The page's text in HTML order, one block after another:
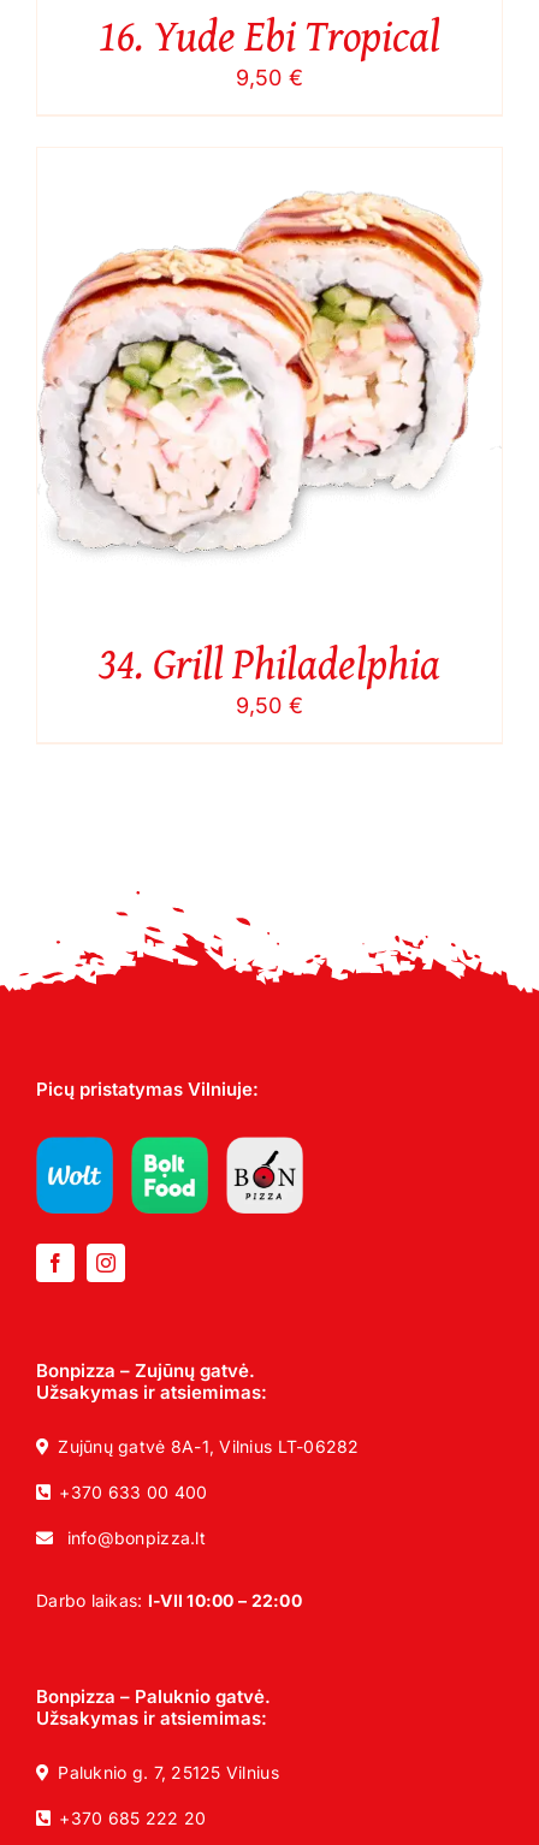
16. Yude Ebi Tropical
9,50€
34. Grill Philadelphia
9,50€
Picų pristatymas Vilniuje:
Bonpizza – Zujūnų gatvė.
Užsakymas ir atsiemimas:
Zujūnų gatvė 8A-1, Vilnius LT-06282
+370 633 00 400
info@bonpizza.lt
Darbo laikas: I-VII 10:00 – 22:00
Bonpizza – Paluknio gatvė.
Užsakymas ir atsiemimas:
Paluknio g. 7, 25125 Vilnius
+370 685 222 20